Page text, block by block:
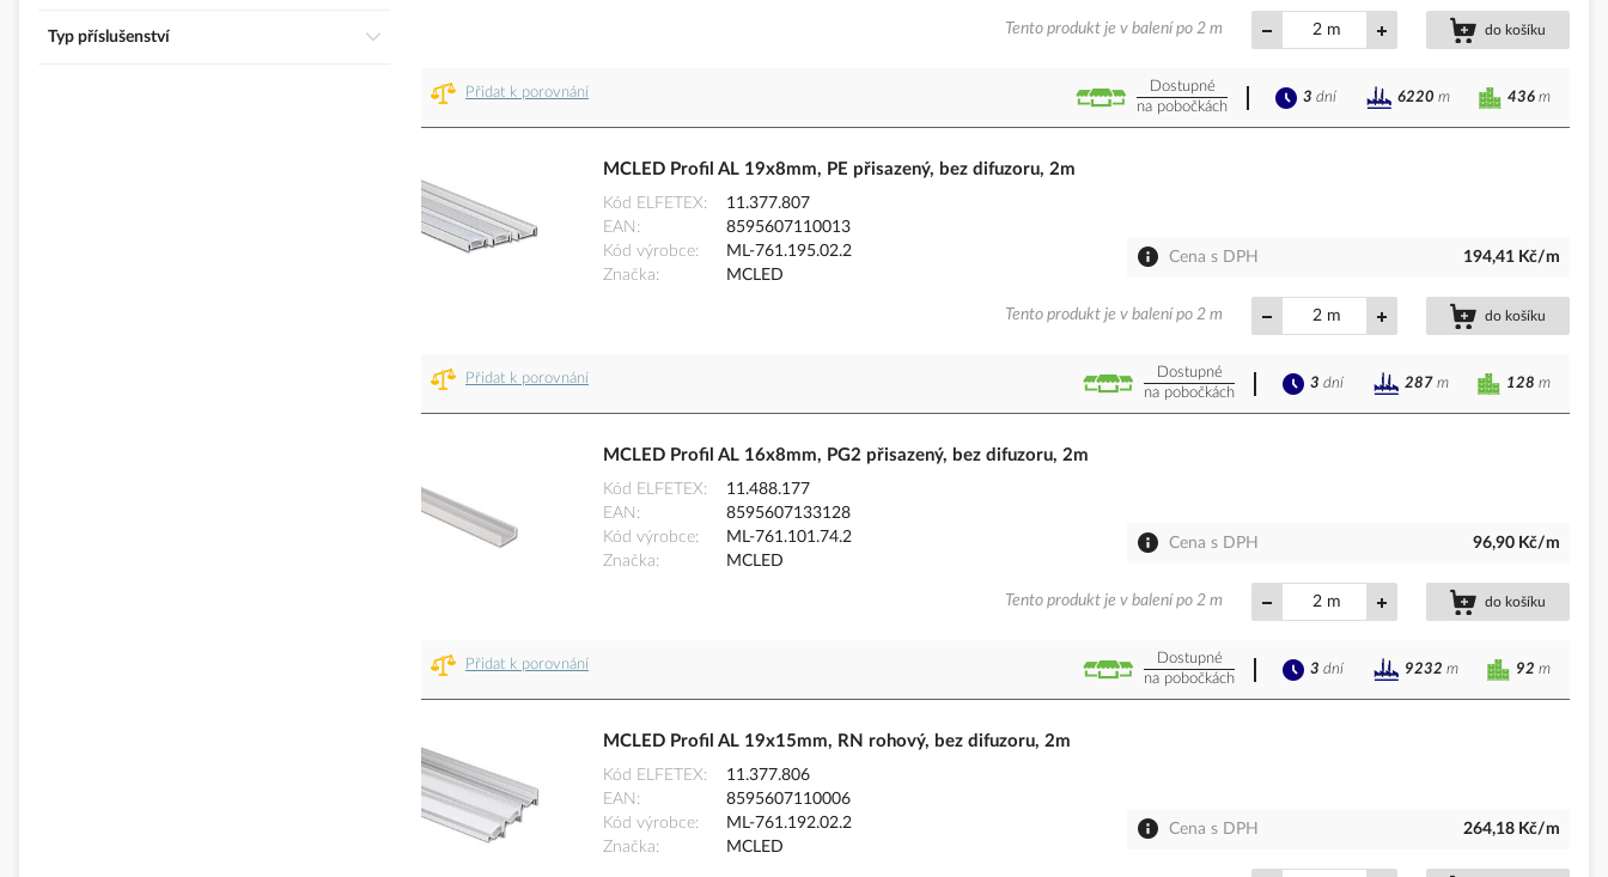
m do košíku
Tento produkt je v balení po 2 m
Přidat k porovnání
Dostupné
na pobočkách
436 m
3 dní 6220 m
MCLED Profil AL 19x8mm, PE přisazený, bez difuzoru, 2m
Kód ELFETEX
11.377.807
EAN
8595607110013
Kód výrobce
ML-761.195.02.2
Značka
MCLED
Cena s DPH 194,41 Kč/m
m do košíku
Tento produkt je v balení po 2 m
Přidat k porovnání
Dostupné
na pobočkách
128 m
3 dní 287 m
MCLED Profil AL 16x8mm, PG2 přisazený, bez difuzoru, 2m
Kód ELFETEX
11.488.177
EAN
8595607133128
Kód výrobce
ML-761.101.74.2
Značka
MCLED
Cena s DPH 96,90 Kč/m
m do košíku
Tento produkt je v balení po 2 m
Přidat k porovnání
Dostupné
na pobočkách
92 m
3 dní 9232 m
MCLED Profil AL 19x15mm, RN rohový, bez difuzoru, 2m
Kód ELFETEX
11.377.806
EAN
8595607110006
Kód výrobce
ML-761.192.02.2
Značka
MCLED
Cena s DPH 264,18 Kč/m
Typ příslušenství